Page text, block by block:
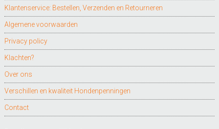
Klantenservice: Bestellen, Verzenden en Retourneren
Algemene voorwaarden
Privacy policy
Klachten?
Over ons
Verschillen en kwaliteit Hondenpenningen
Contact